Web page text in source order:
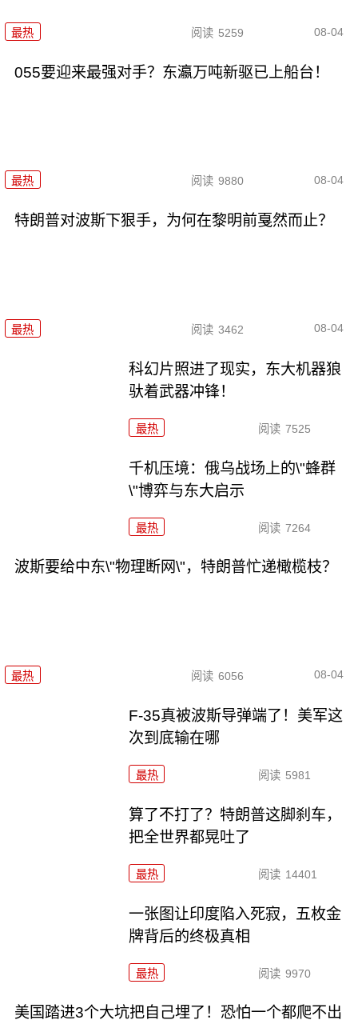
最热 阅读 5259 08-04
055要迎来最强对手？东瀛万吨新驱已上船台！
最热 阅读 9880 08-04
特朗普对波斯下狠手，为何在黎明前戛然而止？
最热 阅读 3462 08-04
科幻片照进了现实，东大机器狼
驮着武器冲锋！
最热 阅读 7525
千机压境：俄乌战场上的\"蜂群
\"博弈与东大启示
最热 阅读 7264
波斯要给中东\"物理断网\"，特朗普忙递橄榄枝？
最热 阅读 6056 08-04
F-35真被波斯导弹端了！美军这
次到底输在哪
最热 阅读 5981
算了不打了？特朗普这脚刹车，
把全世界都晃吐了
最热 阅读 14401
一张图让印度陷入死寂，五枚金
牌背后的终极真相
最热 阅读 9970
美国踏进3个大坑把自己埋了！恐怕一个都爬不出